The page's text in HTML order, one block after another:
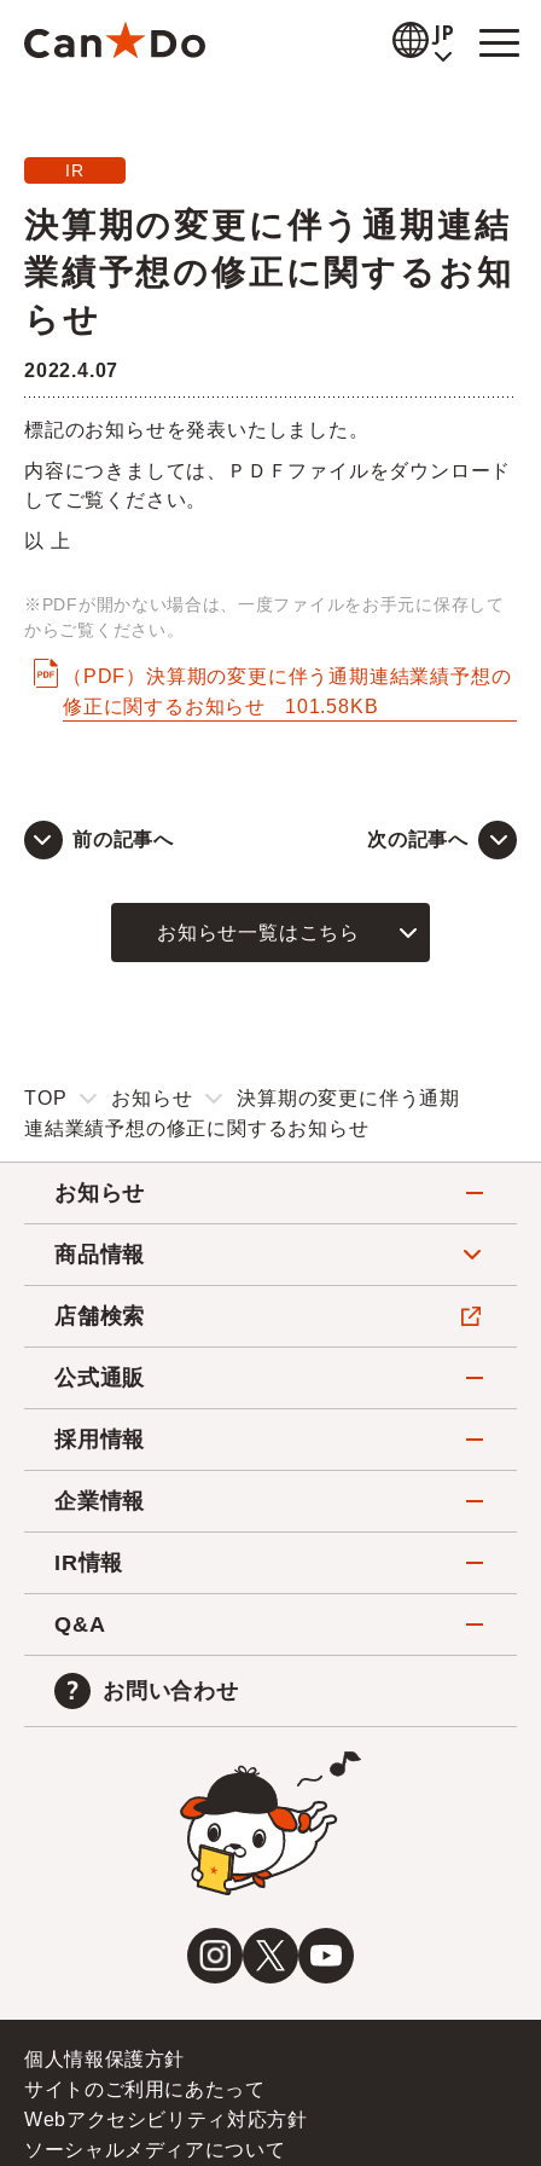
JP
お知らせ
商品情報
店舗検索
採用情報
企業情報
IR情報
Q&A
IR
決算期の変更に伴う通期連結
業績予想の修正に関するお知
らせ
2022.4.07
標記のお知らせを発表いたしました。
内容につきましては、ＰＤＦファイルをダウンロード
してご覧ください。
以 上
※PDFが開かない場合は、一度ファイルをお手元に保存して
からご覧ください。
（PDF）決算期の変更に伴う通期連結業績予想の
修正に関するお知らせ
101.58KB
前の記事へ 次の記事へ
お知らせ一覧はこちら
TOP お知らせ
決算期の変更に伴う通期
連結業績予想の修正に関するお知らせ
お知らせ
商品情報
店舗検索
公式通販
採用情報
企業情報
IR情報
Q&A
お問い合わせ
個人情報保護方針
サイトのご利用にあたって
Webアクセシビリティ対応方針
ソーシャルメディアについて